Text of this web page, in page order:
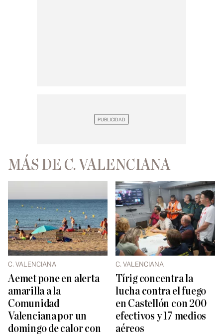
MÁS DE C. VALENCIANA
C. VALENCIANA
Aemet pone en alerta
amarilla a la
Comunidad
Valenciana por un
domingo de calor con
C. VALENCIANA
Tírig concentra la
lucha contra el fuego
en Castellón con 200
efectivos y 17 medios
aéreos